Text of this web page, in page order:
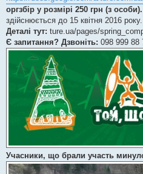
оргзбір у розмірі 250 грн (з особи).
здійснюється до 15 квітня 2016 року.
Деталі тут: ture.ua/pages/
Є запитання? Дзвоніть: 098 999 88
Учасники, що брали участь